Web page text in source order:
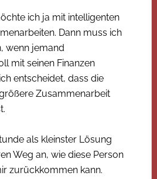
ich ja mit intelligenten
Dann muss ich
wenn jemand
mit seinen Finanzen
entscheidet, dass die
Zusammenarbeit
als kleinster Lösung
Weg an, wie diese Person
zurückkommen kann.